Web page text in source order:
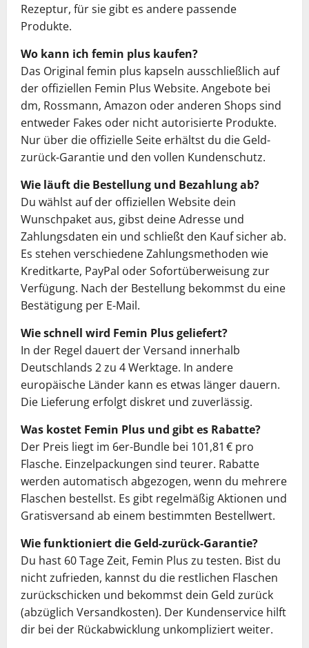
Rezeptur, für sie gibt es andere passende
Produkte.
Wo kann ich femin plus kaufen?
Das Original femin plus kapseln ausschließlich auf
der offiziellen Femin Plus Website. Angebote bei
dm, Rossmann, Amazon oder anderen Shops sind
entweder Fakes oder nicht autorisierte Produkte.
Nur über die offizielle Seite erhältst du die Geld-
zurück-Garantie und den vollen Kundenschutz.
Wie läuft die Bestellung und Bezahlung ab?
Du wählst auf der offiziellen Website dein
Wunschpaket aus, gibst deine Adresse und
Zahlungsdaten ein und schließt den Kauf sicher ab.
Es stehen verschiedene Zahlungsmethoden wie
Kreditkarte, PayPal oder Sofortüberweisung zur
Verfügung. Nach der Bestellung bekommst du eine
Bestätigung per E-Mail.
Wie schnell wird Femin Plus geliefert?
In der Regel dauert der Versand innerhalb
Deutschlands 2 zu 4 Werktage. In andere
europäische Länder kann es etwas länger dauern.
Die Lieferung erfolgt diskret und zuverlässig.
Was kostet Femin Plus und gibt es Rabatte?
Der Preis liegt im 6er-Bundle bei 101,81 € pro
Flasche. Einzelpackungen sind teurer. Rabatte
werden automatisch abgezogen, wenn du mehrere
Flaschen bestellst. Es gibt regelmäßig Aktionen und
Gratisversand ab einem bestimmten Bestellwert.
Wie funktioniert die Geld-zurück-Garantie?
Du hast 60 Tage Zeit, Femin Plus zu testen. Bist du
nicht zufrieden, kannst du die restlichen Flaschen
zurückschicken und bekommst dein Geld zurück
(abzüglich Versandkosten). Der Kundenservice hilft
dir bei der Rückabwicklung unkompliziert weiter.